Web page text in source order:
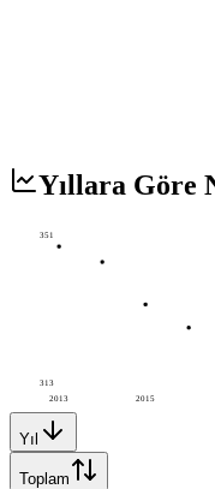
Yıllara Göre
2013 2015
351
313
Yıl
Toplam